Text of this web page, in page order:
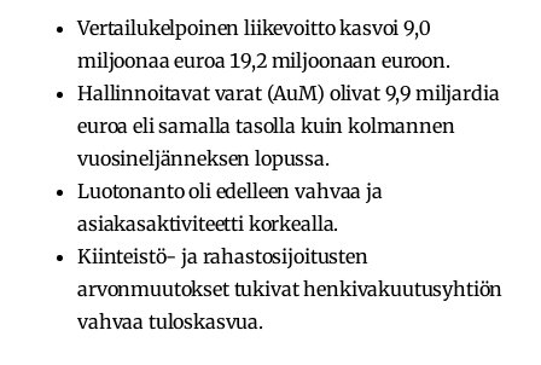
Vertailukelpoinen liikevoitto kasvoi 9,0
miljoonaa euroa 19,2 miljoonaan euroon.
Hallinnoitavat varat (AuM) olivat 9,9 miljardia
euroa eli samalla tasolla kuin kolmannen
vuosineljänneksen lopussa.
Luotonanto oli edelleen vahvaa ja
asiakasaktiviteetti korkealla.
Kiinteistö- ja rahastosijoitusten
arvonmuutokset tukivat henkivakuutusyhtiön
vahvaa tuloskasvua.